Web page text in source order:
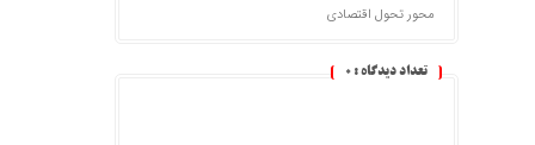
محور تحول اقتصادی
تعداد دیدگاه : 0